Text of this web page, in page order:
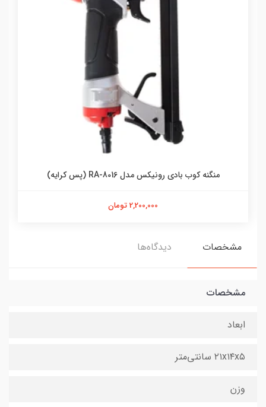
منگنه کوب بادی رونیکس مدل RA-8016 (پس کرایه)
2,200,000 تومان
مشخصات دیدگاه‌ها
مشخصات
ابعاد
۲۱x۱۴x۵ سانتی‌متر
وزن